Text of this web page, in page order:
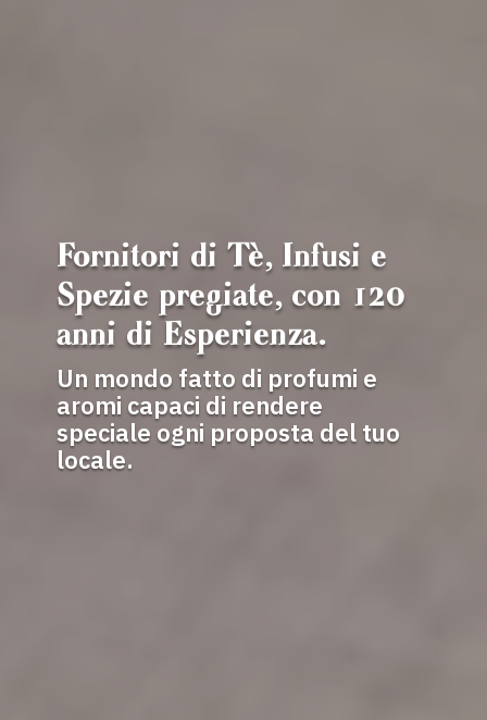
Fornitori di Tè, Infusi e
Spezie pregiate, con 120
anni di Esperienza.
Un mondo fatto di profumi e
aromi capaci di rendere
speciale ogni proposta del tuo
locale.